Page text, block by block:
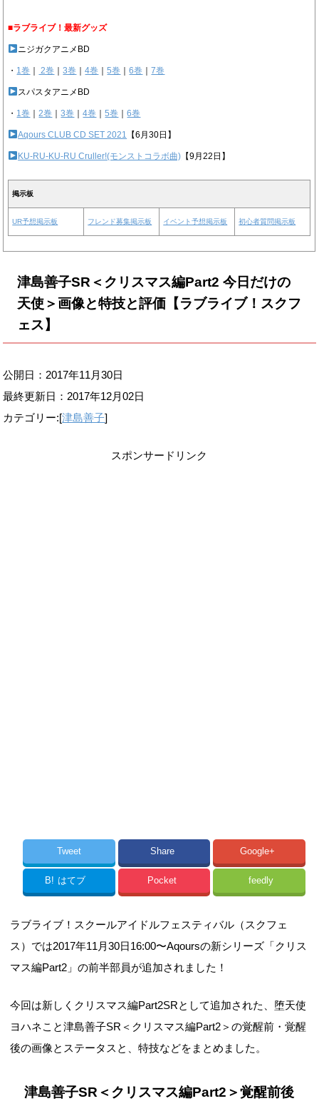
■ラブライブ！最新グッズ
ニジガクアニメBD
・ 1巻 2巻 ｜3巻 ｜4巻 ｜5巻 ｜6巻 ｜7巻
スパスタアニメBD
・ 1巻 ｜2巻 ｜3巻 ｜4巻 ｜5巻 ｜6巻
Aqours CLUB CD SET 2021 【6月30日】
KU-RU-KU-RU Cruller!(モンストコラボ曲) 【9月22日】
掲示板
UR予想掲示板 フレンド募集掲示板 イベント予想掲示板 初心者質問掲示板
津島善子SR＜クリスマス編Part2 今日だけの
天使＞画像と特技と評価【ラブライブ！スクフ
ェス】
公開日：2017年11月30日
最終更新日： 2017年12月02日
カテゴリー:[津島善子]
スポンサードリンク
Tweet Share Google+
B! はてブ Pocket feedly
ラブライブ！スクールアイドルフェスティバル（スクフェ
ス）では2017年11月30日16:00〜Aqoursの新シリーズ「クリス
マス編Part2」の前半部員が追加されました！
今回は新しくクリスマス編Part2SRとして追加された、堕天使
ヨハネこと津島善子SR＜クリスマス編Part2＞の覚醒前・覚醒
後の画像とステータスと、特技などをまとめました。
津島善子SR＜クリスマス編Part2＞覚醒前後